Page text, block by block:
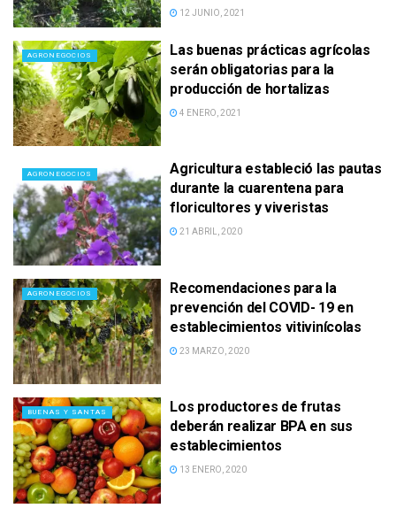
12 JUNIO, 2021
AGRONEGOCIOS
Las buenas prácticas agrícolas
serán obligatorias para la
producción de hortalizas
4 ENERO, 2021
AGRONEGOCIOS
Agricultura estableció las pautas
durante la cuarentena para
floricultores y viveristas
21 ABRIL, 2020
AGRONEGOCIOS
Recomendaciones para la
prevención del COVID- 19 en
establecimientos vitivinícolas
23 MARZO, 2020
BUENAS Y SANTAS
Los productores de frutas
deberán realizar BPA en sus
establecimientos
13 ENERO, 2020